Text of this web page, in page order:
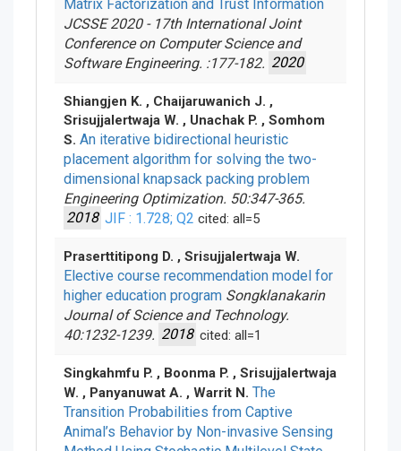
Matrix Factorization and Trust Information
JCSSE 2020 - 17th International Joint
Conference on Computer Science and
Software Engineering. :177-182. 2020
Shiangjen K. , Chaijaruwanich J. ,
Srisujjalertwaja W. , Unachak P. , Somhom
S. An iterative bidirectional heuristic
placement algorithm for solving the two-
dimensional knapsack packing problem
Engineering Optimization. 50:347-365.
2018 JIF : 1.728; Q2 cited: all=5
Praserttitipong D. , Srisujjalertwaja W.
Elective course recommendation model for
higher education program Songklanakarin
Journal of Science and Technology.
40:1232-1239. 2018 cited: all=1
Singkahmfu P. , Boonma P. , Srisujjalertwaja
W. , Panyanuwat A. , Warrit N. The
Transition Probabilities from Captive
Animal’s Behavior by Non-invasive Sensing